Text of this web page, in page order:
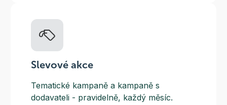
Slevové akce
Tematické kampaně a kampaně s
dodavateli - pravidelně, každý měsíc.